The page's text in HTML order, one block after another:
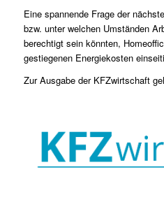
Eine spannende Frage der
bzw. unter welchen Umständen
berechtigt sein könnten,
gestiegenen Energiekosten
Zur Ausgabe der KFZwirtschaft